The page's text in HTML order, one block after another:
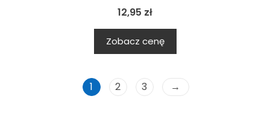
12,95 zł
Zobacz cenę
1 2 3 →